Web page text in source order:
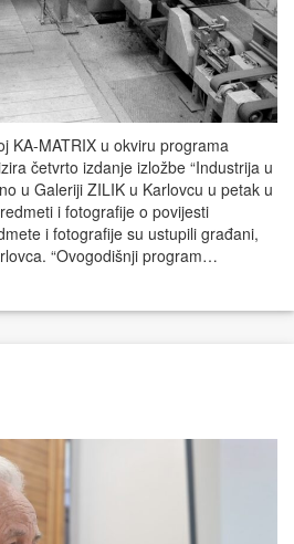
KA-MATRIX u okviru programa
četvrto izdanje izložbe “Industrija u
u Galeriji ZILIK u Karlovcu u petak u
i fotografije o povijesti
i fotografije su ustupili građani,
“Ovogodišnji program…